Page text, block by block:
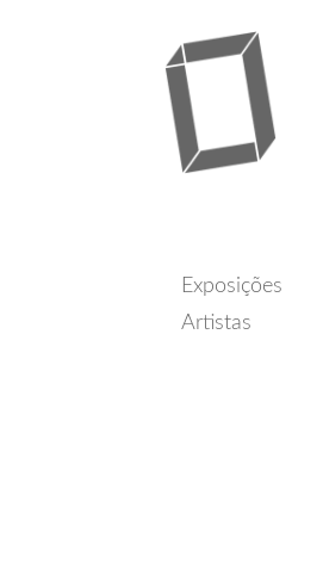
Exposições
Artistas